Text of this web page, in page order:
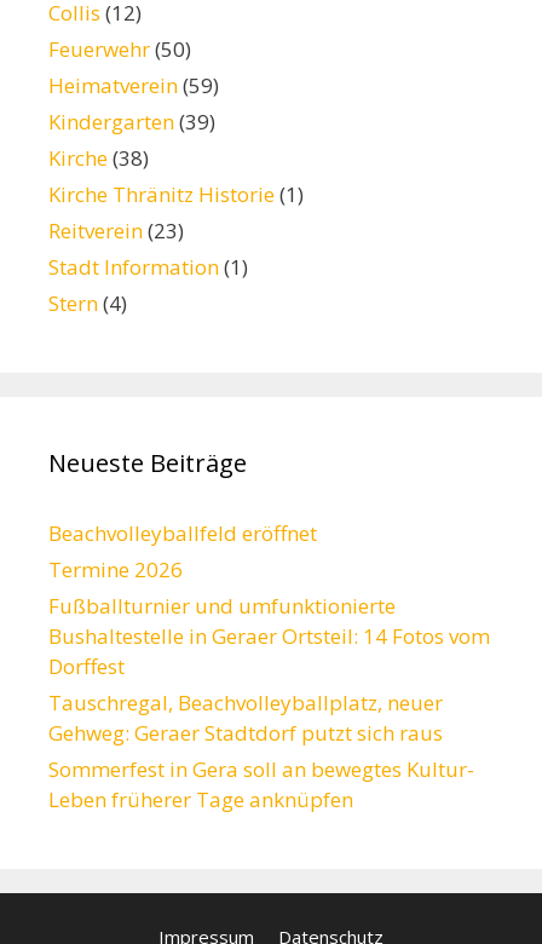
Collis (12)
Feuerwehr(50)
Heimatverein(59)
Kindergarten(39)
Kirche(38)
Kirche Thränitz Historie(1)
Reitverein(23)
Stadt Information(1)
Stern(4)
Neueste Beiträge
Beachvolleyballfeld eröffnet
Termine 2026
Fußballturnier und umfunktionierte
Bushaltestelle in Geraer Ortsteil: 14 Fotos vom
Dorffest
Tauschregal, Beachvolleyballplatz, neuer
Gehweg: Geraer Stadtdorf putzt sich raus
Sommerfest in Gera soll an bewegtes Kultur-
Leben früherer Tage anknüpfen
Impressum Datenschutz